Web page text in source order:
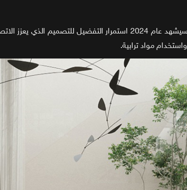
ما زالت تلعب الطبيعة دوراً كبيراً في التصميم الداخلي. حيث سيشهد
مواد ترابية.